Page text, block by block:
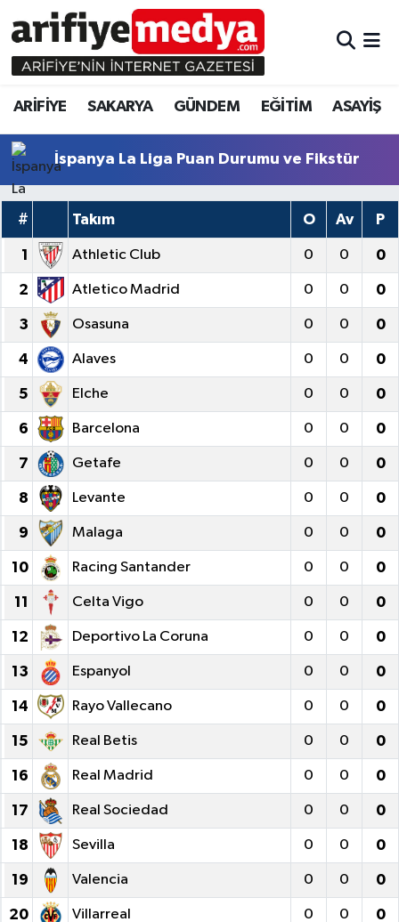
ARİFİYE SAKARYA GÜNDEM EĞİTİM ASAYİŞ
İspanya La Liga Puan Durumu ve Fikstür
# Takım O Av P
1 Athletic Club 0 0 0
2 Atletico Madrid 0 0 0
3 Osasuna 0 0 0
4 Alaves 0 0 0
5 Elche 0 0 0
6 Barcelona 0 0 0
7 Getafe 0 0 0
8 Levante 0 0 0
9 Malaga 0 0 0
10 Racing Santander 0 0 0
11 Celta Vigo 0 0 0
12 Deportivo La Coruna 0 0 0
13 Espanyol 0 0 0
14 Rayo Vallecano 0 0 0
15 Real Betis 0 0 0
16 Real Madrid 0 0 0
17 Real Sociedad 0 0 0
18 Sevilla 0 0 0
19 Valencia 0 0 0
20 Villarreal 0 0 0
ARİFİYE
SAKARYA
GÜNDEM
EĞİTİM
ASAYİŞ
EKONOMİ
ARİFİYE
GÜNDEM
EĞİTİM
EKONOMİ
ASAYİŞ
Sakarya Hava Durumu
Sakarya Namaz Vakitleri
Sakarya Trafik Yoğunluk Haritası
Süper Lig Puan Durumu ve Fikstür
Tüm Manşetler
Son Dakika Haberleri
Haber Arşivi